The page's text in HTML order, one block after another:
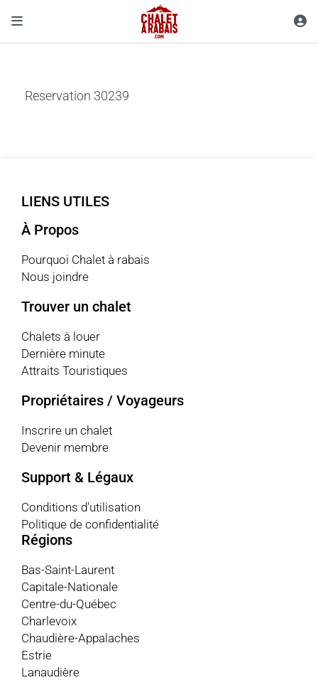
Reservation 30239
LIENS UTILES
À Propos
Pourquoi Chalet à rabais
Nous joindre
Trouver un chalet
Chalets à louer
Dernière minute
Attraits Touristiques
Propriétaires / Voyageurs
Inscrire un chalet
Devenir membre
Support & Légaux
Conditions d'utilisation
Politique de confidentialité
Régions
Bas-Saint-Laurent
Capitale-Nationale
Centre-du-Québec
Charlevoix
Chaudière-Appalaches
Estrie
Lanaudière